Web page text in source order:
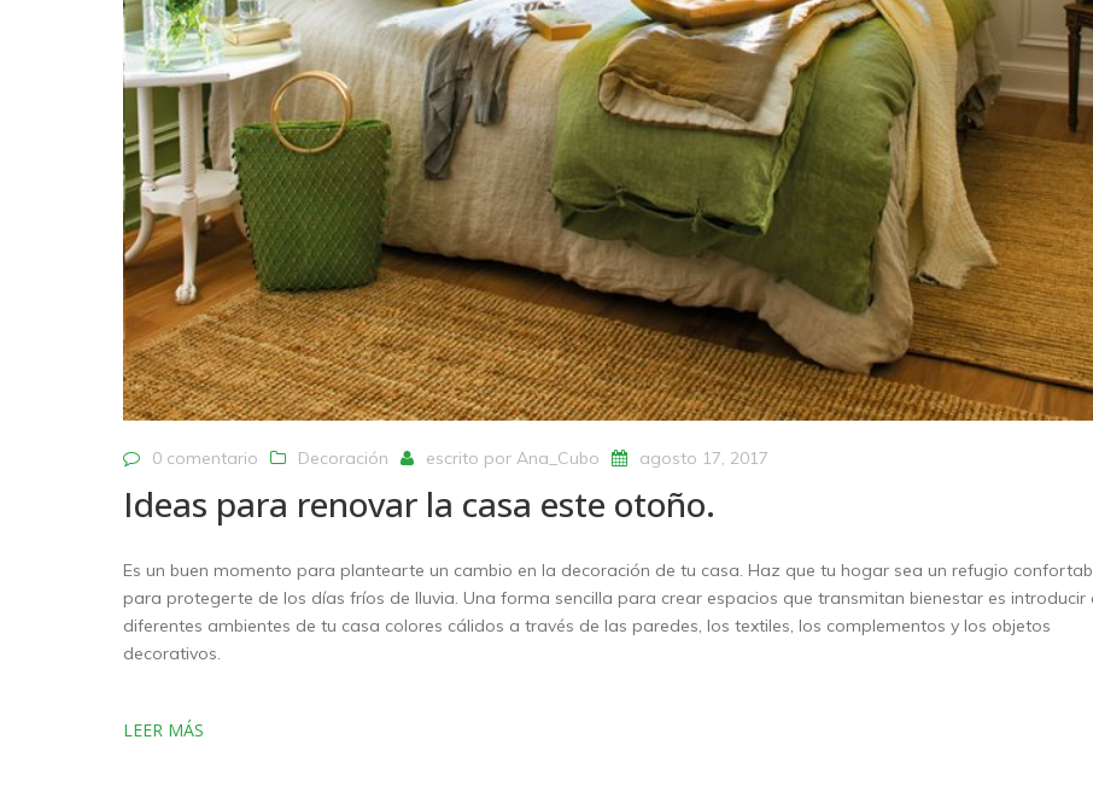
0 comentario Decoración escrito por Ana_Cubo agosto 17, 2017
Ideas para renovar la casa este otoño.
Es un buen momento para plantearte un cambio en la decoración de tu casa. Haz que tu hogar sea un refugio
para protegerte de los días fríos de lluvia. Una forma sencilla para crear espacios que transmitan bienestar es introducir
diferentes ambientes de tu casa colores cálidos a través de las paredes, los textiles, los complementos y los objetos
decorativos.
LEER MÁS